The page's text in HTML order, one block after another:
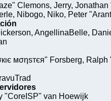
Clemons, Jerry,
Nibogo, Niko, Peter
AngellinaBelle,
мσηѕтєя" Forsberg,
"CoreISP" van Hoewijk